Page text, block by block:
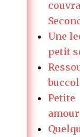
Une
petit